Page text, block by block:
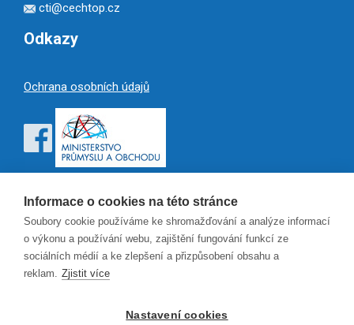
cti@cechtop.cz
Odkazy
Ochrana osobních údajů
Informace o cookies na této stránce
Soubory cookie používáme ke shromažďování a analýze informací
o výkonu a používání webu, zajištění fungování funkcí ze
sociálních médií a ke zlepšení a přizpůsobení obsahu a
reklam. Zjistit více
Nastavení cookies